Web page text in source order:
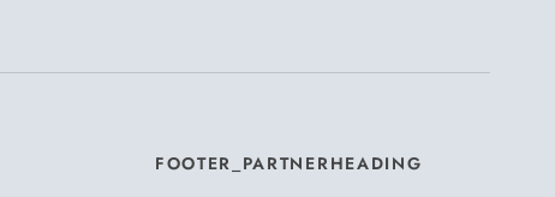
FOOTER_PARTNERHEADING